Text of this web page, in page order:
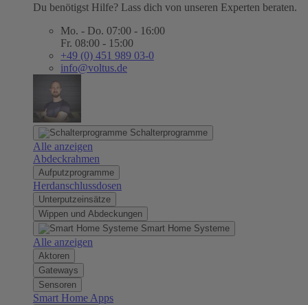
Du benötigst Hilfe? Lass dich von unseren Experten beraten.
Mo. - Do. 07:00 - 16:00
Fr. 08:00 - 15:00
+49 (0) 451 989 03-0
info@voltus.de
Schalterprogramme
Alle anzeigen
Abdeckrahmen
Aufputzprogramme
Herdanschlussdosen
Unterputzeinsätze
Wippen und Abdeckungen
Smart Home Systeme
Alle anzeigen
Aktoren
Gateways
Sensoren
Smart Home Apps